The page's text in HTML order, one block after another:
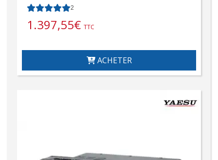
2
1.397,55€ TTC
ACHETER